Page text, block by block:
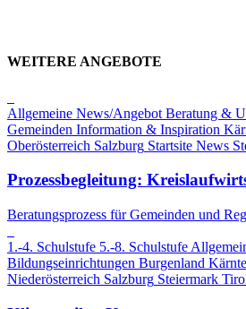
WEITERE ANGEBOTE
Allgemeine News/Angebot Beratung &
Gemeinden Information & Inspiration
Oberösterreich Salzburg Startsite News
Prozessbegleitung:
Beratungsprozess für Gemeinden und
1.-4. Schulstufe 5.-8. Schulstufe
Bildungseinrichtungen Burgenland
Niederösterreich Salzburg Steiermark